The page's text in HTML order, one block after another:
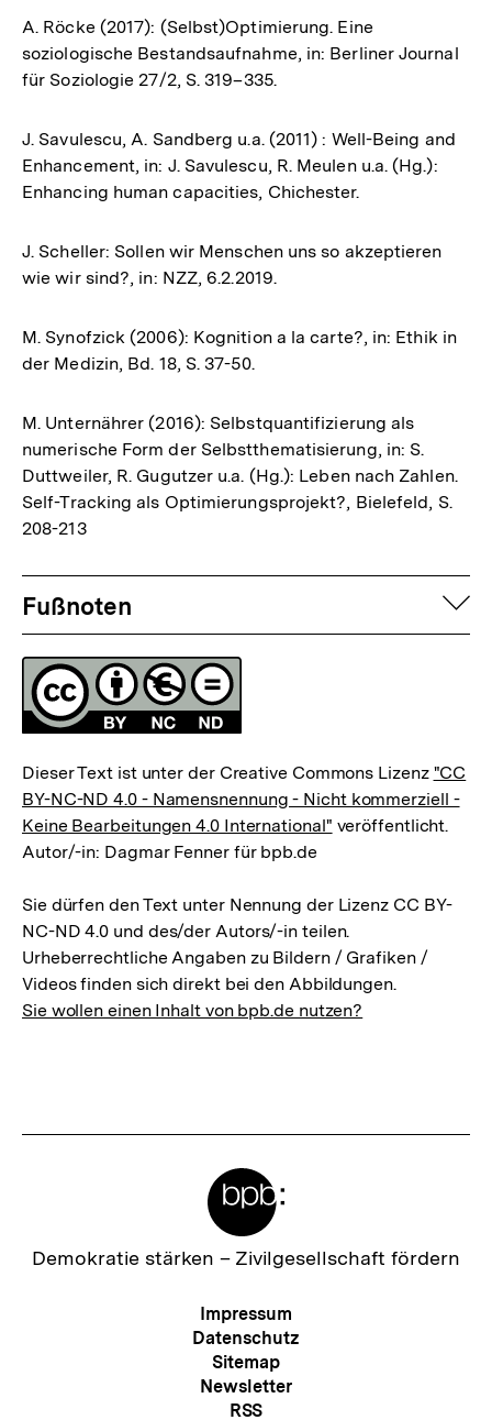
A. Röcke (2017): (Selbst)Optimierung. Eine
soziologische Bestandsaufnahme, in: Berliner Journal
für Soziologie 27/2, S. 319–335.
J. Savulescu, A. Sandberg u.a. (2011) : Well-Being and
Enhancement, in: J. Savulescu, R. Meulen u.a. (Hg.):
Enhancing human capacities, Chichester.
J. Scheller: Sollen wir Menschen uns so akzeptieren
wie wir sind?, in: NZZ, 6.2.2019.
M. Synofzick (2006): Kognition a la carte?, in: Ethik in
der Medizin, Bd. 18, S. 37-50.
M. Unternährer (2016): Selbstquantifizierung als
numerische Form der Selbstthematisierung, in: S.
Duttweiler, R. Gugutzer u.a. (Hg.): Leben nach Zahlen.
Self-Tracking als Optimierungsprojekt?, Bielefeld, S.
208-213
Fussnoten
Fußnoten
Lizenz
Dieser Text ist unter der Creative Commons Lizenz "CC
BY-NC-ND 4.0 - Namensnennung - Nicht kommerziell -
Keine Bearbeitungen 4.0 International" veröffentlicht.
Autor/-in: Dagmar Fenner für bpb.de
Sie dürfen den Text unter Nennung der Lizenz CC BY-
NC-ND 4.0 und des/der Autors/-in teilen.
Urheberrechtliche Angaben zu Bildern / Grafiken /
Videos finden sich direkt bei den Abbildungen.
Sie wollen einen Inhalt von bpb.de nutzen?
Zur
Demokratie stärken – Zivilgesellschaft fördern
Meta-
Navigation
Impressum
Datenschutz
Sitemap
Newsletter
RSS